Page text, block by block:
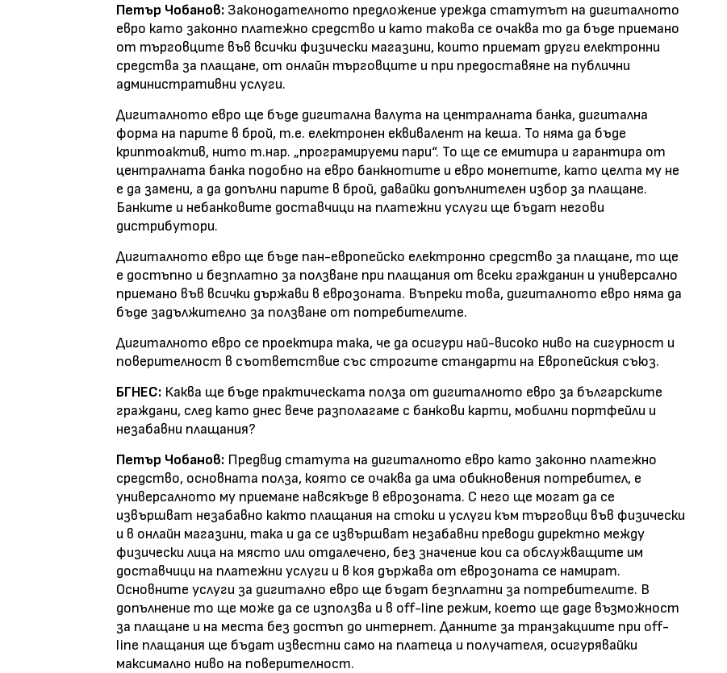
Петър Чобанов: Законодателното предложение урежда статутът на дигиталното
евро като законно платежно средство и като такова се очаква то да бъде приемано
от търговците във всички физически магазини, които приемат други електронни
средства за плащане, от онлайн търговците и при предоставяне на публични
административни услуги.
Дигиталното евро ще бъде дигитална валута на централната банка, дигитална
форма на парите в брой, т.е. електронен еквивалент на кеша. То няма да бъде
криптоактив, нито т.нар. „програмируеми пари“. То ще се емитира и гарантира от
централната банка подобно на евро банкнотите и евро монетите, като целта му не
е да замени, а да допълни парите в брой, давайки допълнителен избор за плащане.
Банките и небанковите доставчици на платежни услуги ще бъдат негови
дистрибутори.
Дигиталното евро ще бъде пан-европейско електронно средство за плащане, то ще
е достъпно и безплатно за ползване при плащания от всеки гражданин и универсално
приемано във всички държави в еврозоната. Въпреки това, дигиталното евро няма да
бъде задължително за ползване от потребителите.
Дигиталното евро се проектира така, че да осигури най-високо ниво на сигурност и
поверителност в съответствие със строгите стандарти на Европейския съюз.
БГНЕС: Каква ще бъде практическата полза от дигиталното евро за българските
граждани, след като днес вече разполагаме с банкови карти, мобилни портфейли и
незабавни плащания?
Петър Чобанов: Предвид статута на дигиталното евро като законно платежно
средство, основната полза, която се очаква да има обикновения потребител, е
универсалното му приемане навсякъде в еврозоната. С него ще могат да се
извършват незабавно както плащания на стоки и услуги към търговци във физически
и в онлайн магазини, така и да се извършват незабавни преводи директно между
физически лица на място или отдалечено, без значение кои са обслужващите им
доставчици на платежни услуги и в коя държава от еврозоната се намират.
Основните услуги за дигитално евро ще бъдат безплатни за потребителите. В
допълнение то ще може да се използва и в off-line режим, което ще даде възможност
за плащане и на места без достъп до интернет. Данните за транзакциите при off-
line плащания ще бъдат известни само на платеца и получателя, осигурявайки
максимално ниво на поверителност.